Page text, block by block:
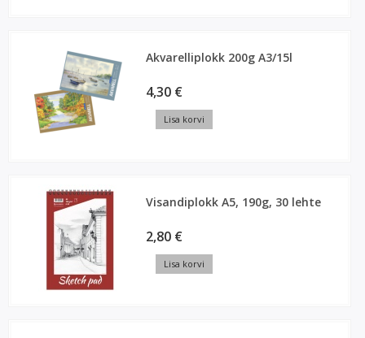
Akvarelliplokk 200g A3/15l
4,30 €
Lisa korvi
Visandiplokk A5, 190g, 30 lehte
2,80 €
Lisa korvi